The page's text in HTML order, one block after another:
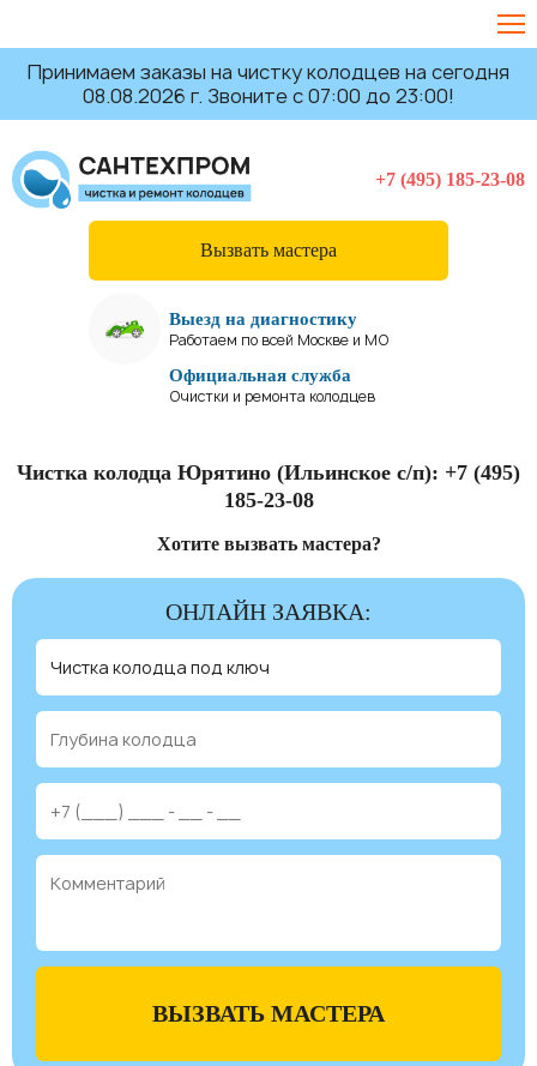
Принимаем заказы на чистку колодцев на сегодня
08.08.2026 г. Звоните с 07:00 до 23:00!
Вызвать мастера
Выезд на диагностику
Работаем по всей Москве и МО
Официальная служба
Очистки и ремонта колодцев
+7 (495) 185-23-08
Чистка колодца Юрятино (Ильинское с/п): +7 (495)
185-23-08
Хотите вызвать мастера?
ОНЛАЙН ЗАЯВКА:
ВЫЗВАТЬ МАСТЕРА